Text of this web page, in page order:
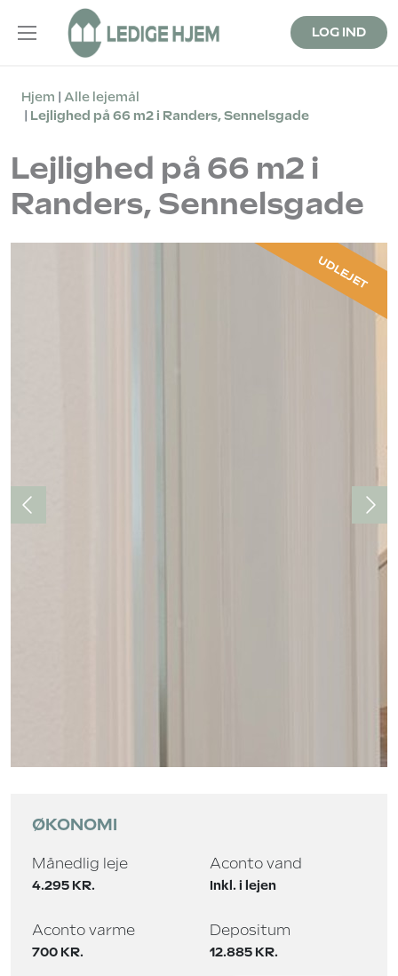
LOG IND
Hjem
Alle lejemål
Lejlighed på 66 m2 i Randers, Sennelsgade
Lejlighed på 66 m2 i
Randers, Sennelsgade
UDLEJET
ØKONOMI
Månedlig leje
4.295 KR.
Aconto vand
Inkl. i lejen
Aconto varme
700 KR.
Depositum
12.885 KR.